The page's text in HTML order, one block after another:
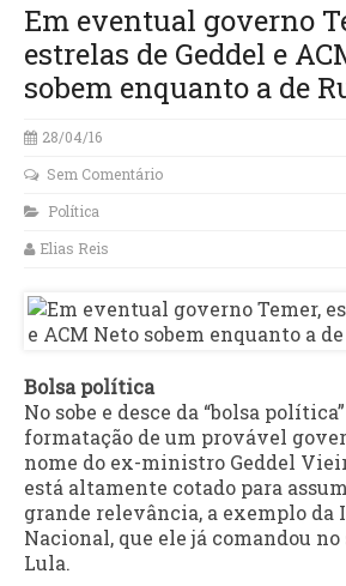
Em eventual governo
estrelas de Geddel e
sobem enquanto a de
28/04/16
Sem Comentário
Política
Elias Reis
Bolsa política
No sobe e desce da “bolsa
formatação de um provável
nome do ex-ministro Geddel
está altamente cotado para
grande relevância, a exemplo da
Nacional, que ele já comandou
Lula.